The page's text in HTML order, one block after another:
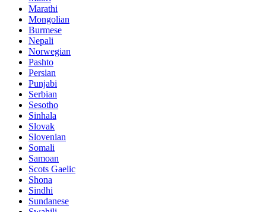
Marathi
Mongolian
Burmese
Nepali
Norwegian
Pashto
Persian
Punjabi
Serbian
Sesotho
Sinhala
Slovak
Slovenian
Somali
Samoan
Scots Gaelic
Shona
Sindhi
Sundanese